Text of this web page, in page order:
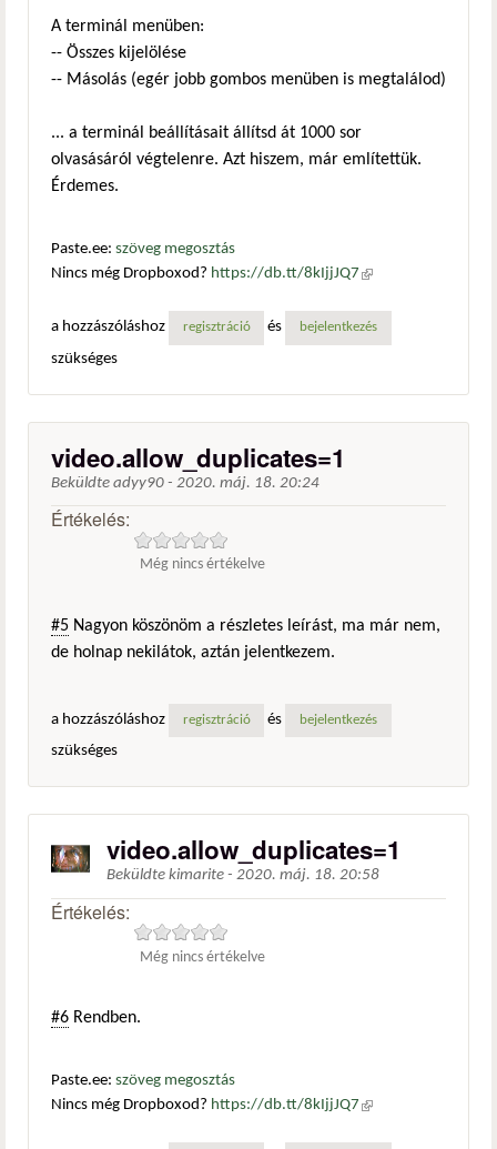
A terminál menüben:
-- Összes kijelölése
-- Másolás (egér jobb gombos menüben is megtalálod)
... a terminál beállításait állítsd át 1000 sor
olvasásáról végtelenre. Azt hiszem, már említettük.
Érdemes.
Paste.ee: szöveg megosztás
Nincs még Dropboxod? https://db.tt/8kIjjJQ7 (külső
a hozzászóláshoz
regisztráció és bejelentkezés
szükséges
video.allow_duplicates=1
Beküldte adyy90 - 2020. máj. 18. 20:24
Értékelés:
Még nincs értékelve
#5 Nagyon köszönöm a részletes leírást, ma már nem,
de holnap nekilátok, aztán jelentkezem.
a hozzászóláshoz regisztráció és bejelentkezés
szükséges
video.allow_duplicates=1
Beküldte kimarite - 2020. máj. 18. 20:58
Értékelés:
Még nincs értékelve
#6 Rendben.
Paste.ee: szöveg megosztás
Nincs még Dropboxod? https://db.tt/8kIjjJQ7 (külső